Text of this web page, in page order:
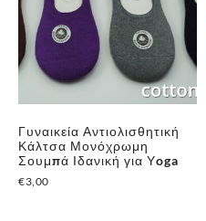
Γυναικεία Αντιολισθητική
Κάλτσα Μονόχρωμη
Σουμπά Ιδανική για Υoga
€3,00